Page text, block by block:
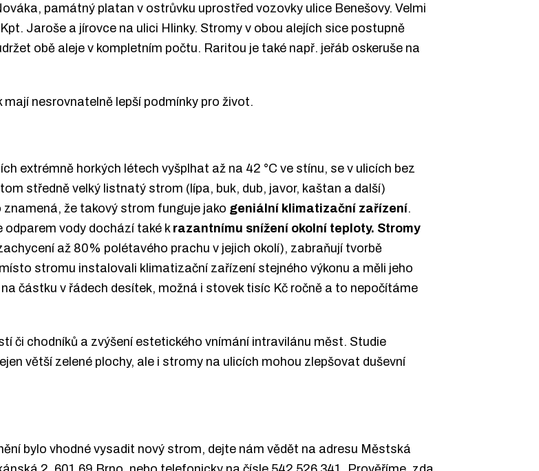
památný platan v ostrůvku uprostřed vozovky ulice Benešovy. Velmi
Jaroše a jírovce na ulici Hlinky. Stromy v obou alejích sice postupně
obě aleje v kompletním počtu. Raritou je také např. jeřáb oskeruše na
nesrovnatelně lepší podmínky pro život.
extrémně horkých létech vyšplhat až na 42 °C ve stínu, se v ulicích bez
středně velký listnatý strom (lípa, buk, dub, javor, kaštan a další)
že takový strom funguje jako geniální klimatizační zařízení.
odparem vody dochází také krazantnímu snížení okolní teploty. Stromy
až 80% polétavého prachu v jejich okolí), zabraňují tvorbě
stromu instalovali klimatizační zařízení stejného výkonu a měli jeho
částku v řádech desítek, možná i stovek tisíc Kč ročně a to nepočítáme
či chodníků a zvýšení estetického vnímání intravilánu měst. Studie
větší zelené plochy, ale i stromy na ulicích mohou zlepšovat duševní
bylo vhodné vysadit nový strom, dejte nám vědět na adresu Městská